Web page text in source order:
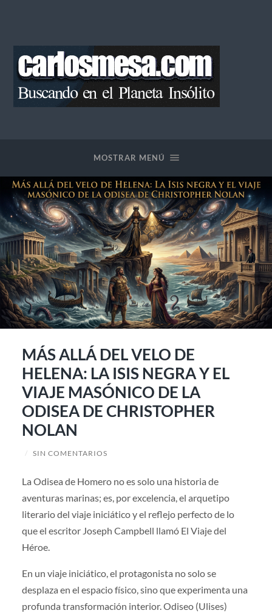
MOSTRAR MENÚ
MÁS ALLÁ DEL VELO DE
HELENA: LA ISIS NEGRA Y EL
VIAJE MASÓNICO DE LA
ODISEA DE CHRISTOPHER
NOLAN
/ SIN COMENTARIOS
La Odisea de Homero no es solo una historia de
aventuras marinas; es, por excelencia, el arquetipo
literario del viaje iniciático y el reflejo perfecto de lo
que el escritor Joseph Campbell llamó El Viaje del
Héroe.
En un viaje iniciático, el protagonista no solo se
desplaza en el espacio físico, sino que experimenta una
profunda transformación interior. Odiseo (Ulises)